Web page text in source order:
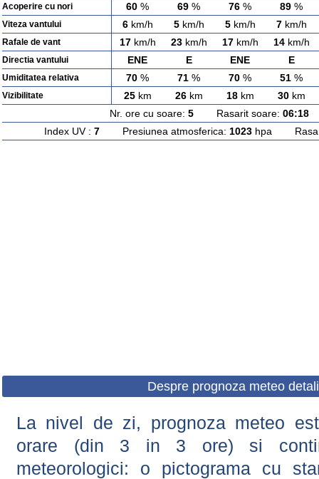
Acoperire cu nori 60 % 69 % 76 % 89 %
Viteza vantului 6km/h 5km/h 5km/h 7km/h
Rafale de vant 17km/h 23km/h 17km/h 14km/h
Directia vantului ENE E ENE E
Umiditatea relativa 70 % 71 % 70 % 51 %
Vizibilitate 25km 26km 18km 30km
Nr. ore cu soare: 5Rasarit soare: 06:18
Index UV : 7Presiunea atmosferica: 1023hpa
Despre prognoza meteo
La nivel de zi, prognoza meteo
orare (din 3 in 3 ore) si
meteorologici: o pictograma cu